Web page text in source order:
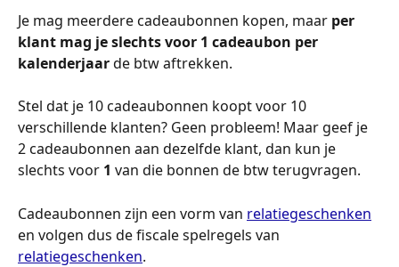
Je mag meerdere cadeaubonnen kopen, maar per
klant mag je slechts voor 1 cadeaubon per
kalenderjaar de btw aftrekken.
Stel dat je 10 cadeaubonnen koopt voor 10
verschillende klanten? Geen probleem! Maar geef je
2 cadeaubonnen aan dezelfde klant, dan kun je
slechts voor 1 van die bonnen de btw terugvragen.
Cadeaubonnen zijn een vorm van relatiegeschenken
en volgen dus de fiscale spelregels van
relatiegeschenken.